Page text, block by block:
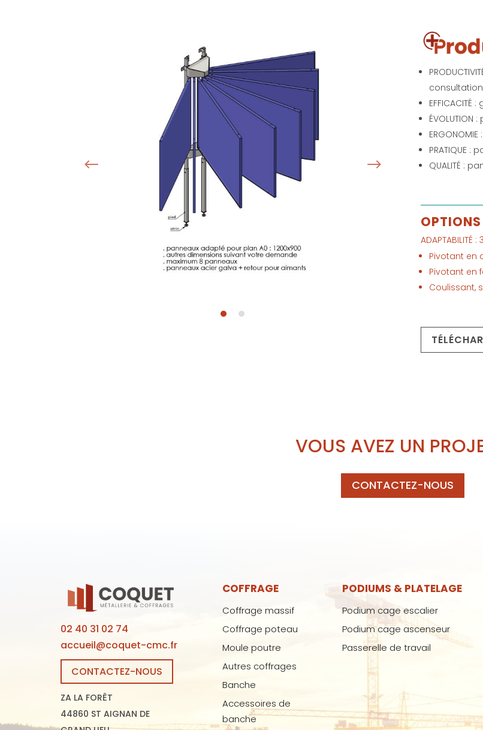
PRATIQUE
QUALITÉ :
OPTIONS
Pivotant en
Pivotant en
Coulissant,
VOUS AVEZ UN
CONTACTEZ-NOUS
02 40 31 02 74
accueil@coquet-cmc.fr
CONTACTEZ-NOUS
ZA LA FORÊT
44860 ST AIGNAN DE
COFFRAGE
Coffrage massif
Coffrage poteau
Moule poutre
Autres coffrages
Banche
Accessoires de
banche
PODIUMS & PLATELAGE
Podium cage escalier
Podium cage ascenseur
Passerelle de travail